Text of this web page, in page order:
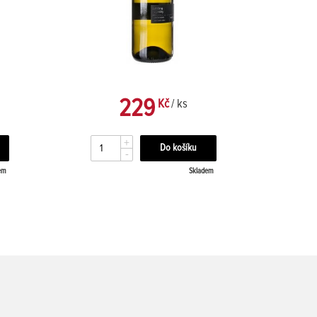
229 Kč/ ks
+
-
Skladem